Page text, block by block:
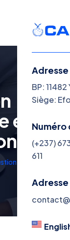
BP:
Siège:
(+237)
611
et
des Conflits